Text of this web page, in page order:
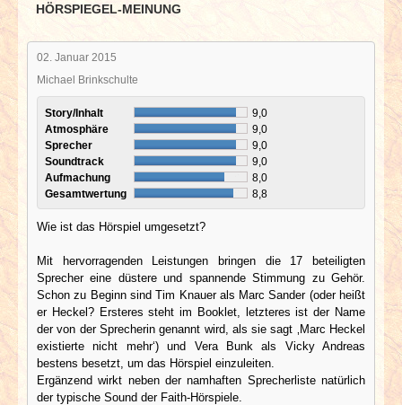
HÖRSPIEGEL-MEINUNG
02. Januar 2015
Michael Brinkschulte
Story/Inhalt
9,0
Atmosphäre
9,0
Sprecher
9,0
Soundtrack
9,0
Aufmachung
8,0
Gesamtwertung
8,8
Wie ist das Hörspiel umgesetzt?
Mit hervorragenden Leistungen bringen die 17 beteiligten
Sprecher eine düstere und spannende Stimmung zu Gehör.
Schon zu Beginn sind Tim Knauer als Marc Sander (oder heißt
er Heckel? Ersteres steht im Booklet, letzteres ist der Name
der von der Sprecherin genannt wird, als sie sagt ‚Marc Heckel
existierte nicht mehr‘) und Vera Bunk als Vicky Andreas
bestens besetzt, um das Hörspiel einzuleiten.
Ergänzend wirkt neben der namhaften Sprecherliste natürlich
der typische Sound der Faith-Hörspiele.